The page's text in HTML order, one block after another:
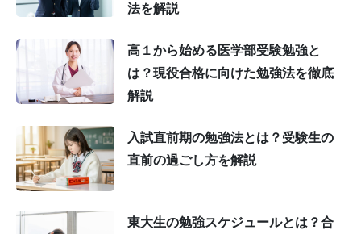
法を解説
高１から始める医学部受験勉強と
は？現役合格に向けた勉強法を徹底
解説
入試直前期の勉強法とは？受験生の
直前の過ごし方を解説
東大生の勉強スケジュールとは？合